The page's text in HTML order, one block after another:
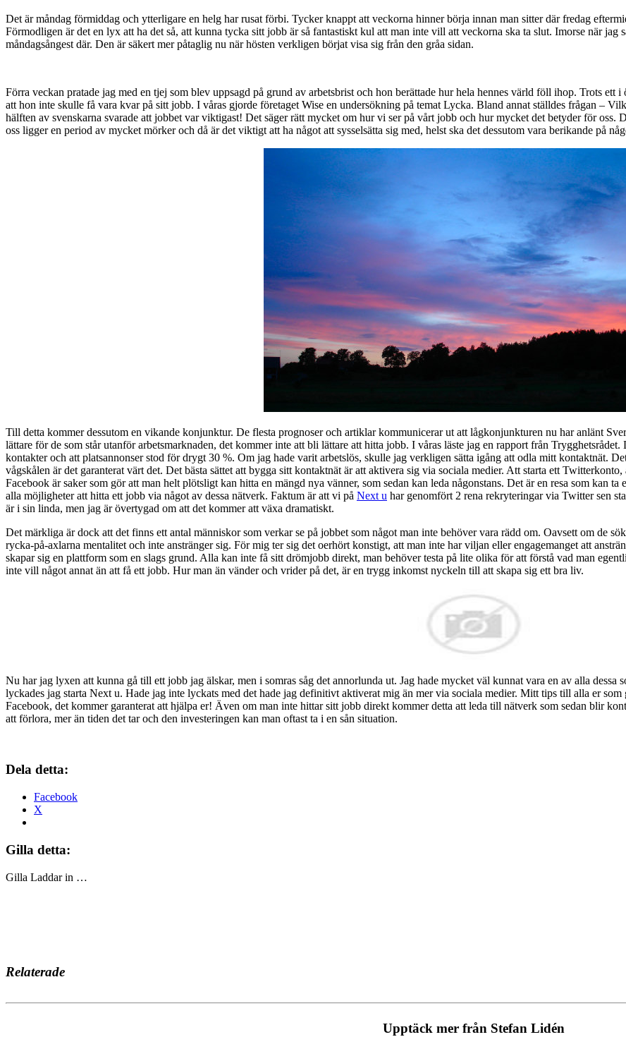
Det är måndag förmiddag och ytterligare en helg har rusat förbi. Tycker knappt att veckorna hinner börja innan man sitter där fredag
Förmodligen är det en lyx att ha det så, att kunna tycka sitt jobb är så fantastiskt kul att man inte vill att veckorna ska ta slut. Imorse när
måndagsångest där. Den är säkert mer påtaglig nu när hösten verkligen börjat visa sig från den gråa sidan.
Förra veckan pratade jag med en tjej som blev uppsagd på grund av arbetsbrist och hon berättade hur hela hennes värld föll ihop. Trots ett
att hon inte skulle få vara kvar på sitt jobb. I våras gjorde företaget Wise en undersökning på temat Lycka. Bland annat ställdes frågan –
hälften av svenskarna svarade att jobbet var viktigast! Det säger rätt mycket om hur vi ser på vårt jobb och hur mycket det betyder för
oss ligger en period av mycket mörker och då är det viktigt att ha något att sysselsätta sig med, helst ska det dessutom vara berikande på
Till detta kommer dessutom en vikande konjunktur. De flesta prognoser och artiklar kommunicerar ut att lågkonjunkturen nu har anlänt
lättare för de som står utanför arbetsmarknaden, det kommer inte att bli lättare att hitta jobb. I våras läste jag en rapport från
kontakter och att platsannonser stod för drygt 30 %. Om jag hade varit arbetslös, skulle jag verkligen sätta igång att odla mitt kontaktnät.
vågskålen är det garanterat värt det. Det bästa sättet att bygga sitt kontaktnät är att aktivera sig via sociala medier. Att starta ett
Facebook är saker som gör att man helt plötsligt kan hitta en mängd nya vänner, som sedan kan leda någonstans. Det är en resa som kan
alla möjligheter att hitta ett jobb via något av dessa nätverk. Faktum är att vi på Next u har genomfört 2 rena rekryteringar via Twitter sen
är i sin linda, men jag är övertygad om att det kommer att växa dramatiskt.
Det märkliga är dock att det finns ett antal människor som verkar se på jobbet som något man inte behöver vara rädd om. Oavsett om de
rycka-på-axlarna mentalitet och inte anstränger sig. För mig ter sig det oerhört konstigt, att man inte har viljan eller engagemanget att
skapar sig en plattform som en slags grund. Alla kan inte få sitt drömjobb direkt, man behöver testa på lite olika för att förstå vad man
inte vill något annat än att få ett jobb. Hur man än vänder och vrider på det, är en trygg inkomst nyckeln till att skapa sig ett bra liv.
Nu har jag lyxen att kunna gå till ett jobb jag älskar, men i somras såg det annorlunda ut. Jag hade mycket väl kunnat vara en av alla
lyckades jag starta Next u. Hade jag inte lyckats med det hade jag definitivt aktiverat mig än mer via sociala medier. Mitt tips till alla er
Facebook, det kommer garanterat att hjälpa er! Även om man inte hittar sitt jobb direkt kommer detta att leda till nätverk som sedan blir
att förlora, mer än tiden det tar och den investeringen kan man oftast ta i en sån situation.
Dela detta:
Facebook
X
Gilla detta:
Gilla Laddar in …
Relaterade
Upptäck mer från Stefan Lidén